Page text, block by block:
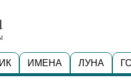
ИМЕНА ЛУНА